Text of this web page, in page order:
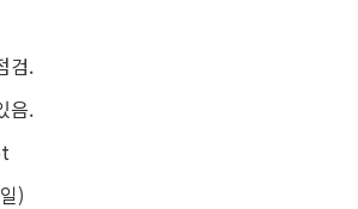
검.
음.
)